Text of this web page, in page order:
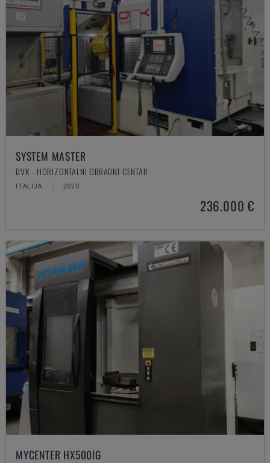
SYSTEM MASTER
DVK - HORIZONTALNI OBRADNI CENTAR
ITALIJA 2020
236.000 €
MYCENTER HX500IG